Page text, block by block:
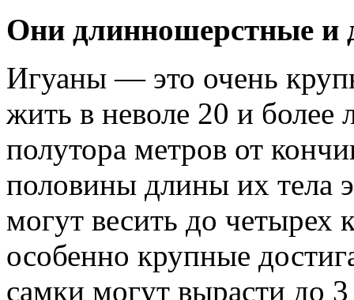
Они длинношерстные
Игуаны — это очень
жить в неволе 20 и более
полутора метров от
половины длины их тела
могут весить до четырех
особенно крупные
самки могут вырасти до